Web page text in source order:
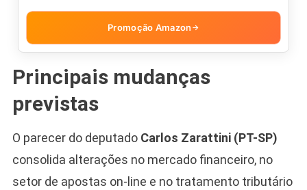
Promoção Amazon →
Principais mudanças
previstas
O parecer do deputado Carlos Zarattini (PT-SP)
consolida alterações no mercado financeiro, no
setor de apostas on-line e no tratamento tributário